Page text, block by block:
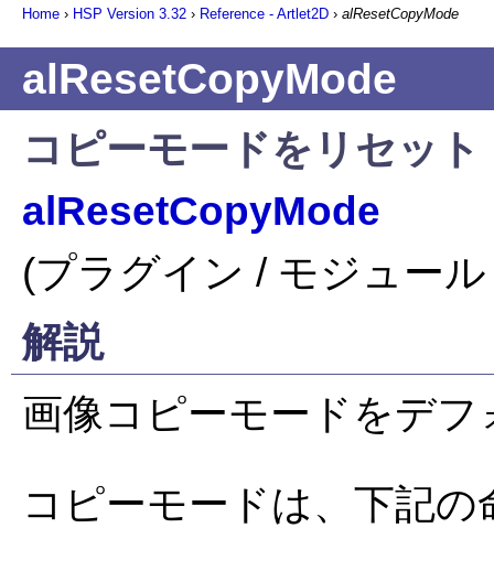
Home › HSP Version 3.32 › Reference - Artlet2D › alResetCopyMode
alResetCopyMode
コピーモードをリセット
alResetCopyMode
(プラグイン / モジュー
解説
画像コピーモードをデ
コピーモードは、下記